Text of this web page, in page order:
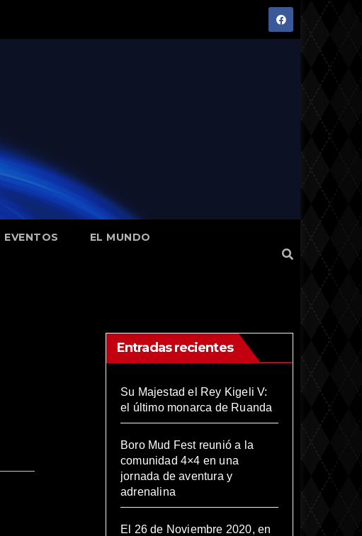
EVENTOS EL MUNDO
Entradas recientes
Su Majestad el Rey Kigeli V:
el último monarca de Ruanda
Boro Mud Fest reunió a la
comunidad 4×4 en una
jornada de aventura y
adrenalina
El 26 de Noviembre 2020, en